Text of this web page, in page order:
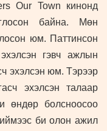
Our Town кинонд
байна. Мөн
юм. Паттинсон
гэвч ажлын
эхэлсэн юм. Тэрээр
эхэлсэн талаар
өндөр болсноосоо
би олон ажил